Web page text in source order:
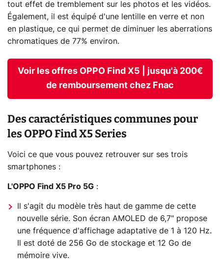
tout effet de tremblement sur les photos et les vidéos.
Également, il est équipé d'une lentille en verre et non
en plastique, ce qui permet de diminuer les aberrations
chromatiques de 77% environ.
Voir les offres OPPO Find X5 | jusqu'à 200€
de remboursement chez Fnac
Des caractéristiques communes pour
les OPPO Find X5 Series
Voici ce que vous pouvez retrouver sur ses trois
smartphones :
L'OPPO Find X5 Pro 5G :
Il s'agit du modèle très haut de gamme de cette
nouvelle série. Son écran AMOLED de 6,7" propose
une fréquence d'affichage adaptative de 1 à 120 Hz.
Il est doté de 256 Go de stockage et 12 Go de
mémoire vive.